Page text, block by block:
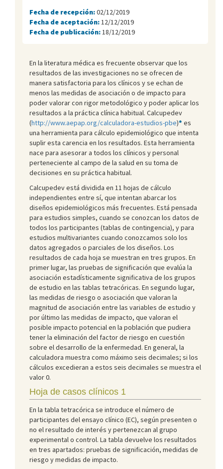
Fecha de recepción:02/12/2019
Fecha de aceptación: 12/12/2019
Fecha de publicación: 18/12/2019
En la literatura médica es frecuente observar que los
resultados de las investigaciones no se ofrecen de
manera satisfactoria para los clínicos y se echan de
menos las medidas de asociación o de impacto para
poder valorar con rigor metodológico y poder aplicar los
resultados a la práctica clínica habitual. Calcupedev
(http://www.aepap.org/calculadora-estudios-pbe)* es
una herramienta para cálculo epidemiológico que intenta
suplir esta carencia en los resultados. Esta herramienta
nace para asesorar a todos los clínicos y personal
perteneciente al campo de la salud en su toma de
decisiones en su práctica habitual.
Calcupedev está dividida en 11 hojas de cálculo
independientes entre sí, que intentan abarcar los
diseños epidemiológicos más frecuentes. Está pensada
para estudios simples, cuando se conozcan los datos de
todos los participantes (tablas de contingencia), y para
estudios multivariantes cuando conozcamos solo los
datos agregados o parciales de los diseños. Los
resultados de cada hoja se muestran en tres grupos. En
primer lugar, las pruebas de significación que evalúa la
asociación estadísticamente significativa de los grupos
de estudio en las tablas tetracóricas. En segundo lugar,
las medidas de riesgo o asociación que valoran la
magnitud de asociación entre las variables de estudio y
por último las medidas de impacto, que valoran el
posible impacto potencial en la población que pudiera
tener la eliminación del factor de riesgo en cuestión
sobre el desarrollo de la enfermedad. En general, la
calculadora muestra como máximo seis decimales; si los
cálculos excedieran a estos seis decimales se muestra el
valor 0.
Hoja de casos clínicos 1
En la tabla tetracórica se introduce el número de
participantes del ensayo clínico (EC), según presenten o
no el resultado de interés y pertenezcan al grupo
experimental o control. La tabla devuelve los resultados
en tres apartados: pruebas de significación, medidas de
riesgo y medidas de impacto.